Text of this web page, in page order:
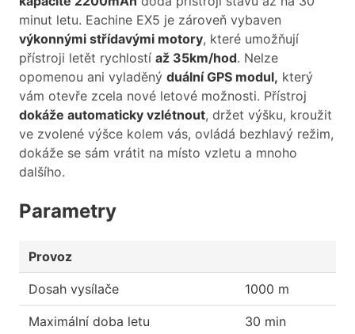
minut letu. Eachine EX5 je zároveň vybaven
výkonnými střídavými motory, které umožňují
přístroji letět rychlostí až 35km/hod. Nelze
opomenou ani vyladěný duální GPS modul, který
vám otevře zcela nové letové možnosti. Přístroj
dokáže automaticky vzlétnout, držet výšku, kroužit
ve zvolené výšce kolem vás, ovládá bezhlavý režim,
dokáže se sám vrátit na místo vzletu a mnoho
dalšího.
Parametry
Provoz
Dosah vysílače 1000 m
Maximální doba letu 30 min